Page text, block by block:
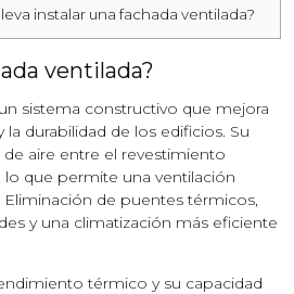
instalar una fachada ventilada?
ventilada?
sistema constructivo que mejora
durabilidad de los edificios. Su
aire entre el revestimiento
lo que permite una ventilación
Eliminación de puentes térmicos,
y una climatización más eficiente
térmico y su capacidad